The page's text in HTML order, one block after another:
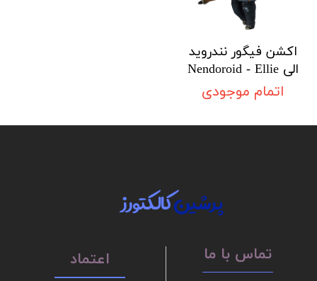
اکشن فیگور نندروید
الی Nendoroid - Ellie
اتمام موجودی
پرشینکالکتورز
تماس با ما اعتماد